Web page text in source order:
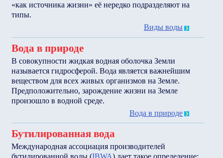
«как источника жизни» её нередко подразделяют на
типы.
Виды воды
Вода в природе
В совокупности жидкая водная оболочка Земли
называется гидросферой. Вода является важнейшим
веществом для всех живых организмов на Земле.
Предположительно, зарождение жизни на Земле
произошло в водной среде.
Вода в природе
Бутилированная вода
Международная ассоциация производителей
бутилированной воды (IBWA) дает такое определение: